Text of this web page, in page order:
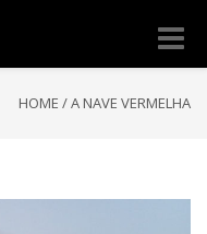
Toggle
HOME /A NAVE VERMELHA